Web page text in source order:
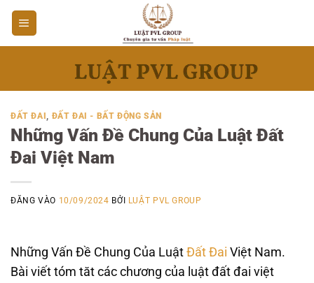
Bỏ
qua
nội
ĐẤT ĐAI ĐẤT ĐAI - BẤT ĐỘNG SẢN
Những Vấn Đề Chung Của Luật Đất
Đai Việt Nam
ĐĂNG VÀO 10/09/2024 BỞI LUẬT PVL GROUP
Những Vấn Đề Chung Của Luật Đất Đai Việt Nam.
Bài viết tóm tăt các chương của luật đất đai việt